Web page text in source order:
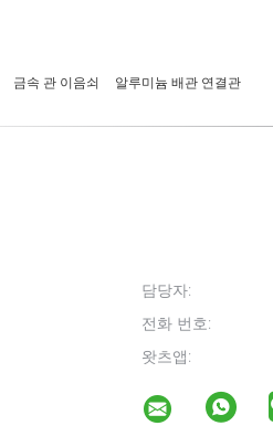
금속 관 이음쇠 알루미늄 배관 연결관
담당자:
전화 번호:
왓츠앱: